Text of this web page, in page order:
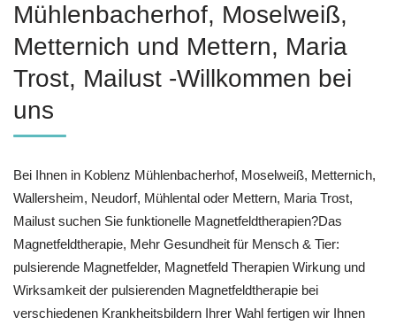
Mühlenbacherhof, Moselweiß,
Metternich und Mettern, Maria
Trost, Mailust -Willkommen bei
uns
Bei Ihnen in Koblenz Mühlenbacherhof, Moselweiß, Metternich,
Wallersheim, Neudorf, Mühlental oder Mettern, Maria Trost,
Mailust suchen Sie funktionelle Magnetfeldtherapien?Das
Magnetfeldtherapie, Mehr Gesundheit für Mensch & Tier:
pulsierende Magnetfelder, Magnetfeld Therapien Wirkung und
Wirksamkeit der pulsierenden Magnetfeldtherapie bei
verschiedenen Krankheitsbildern Ihrer Wahl fertigen wir Ihnen